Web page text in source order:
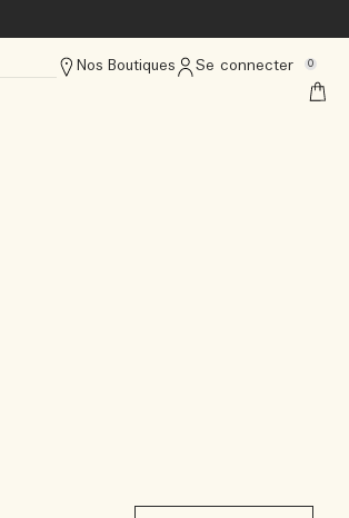
Nos Boutiques Se connecter 0